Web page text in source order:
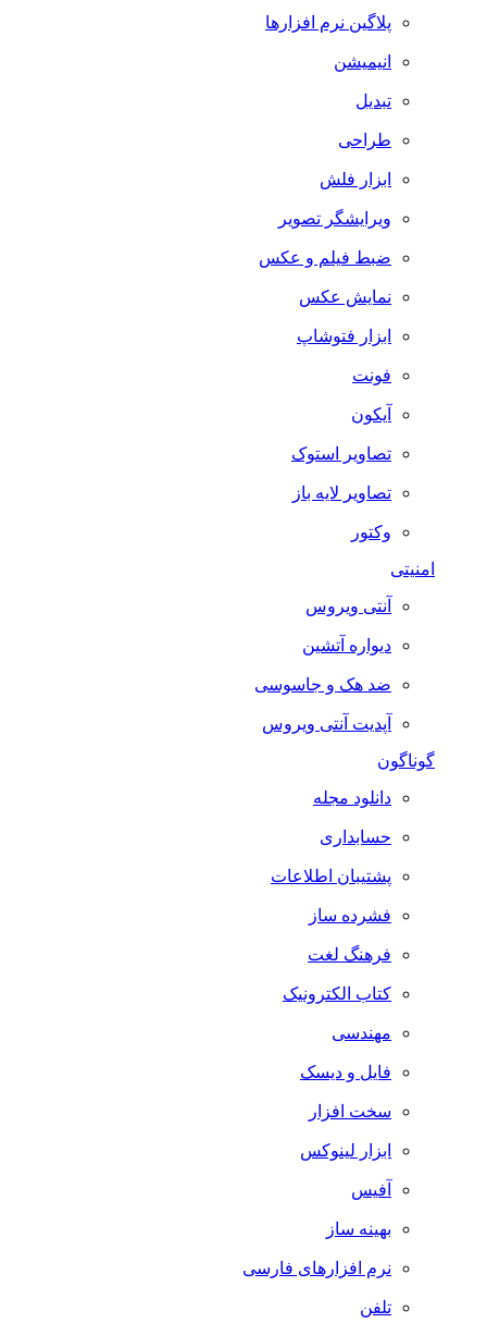
پلاگین نرم افزارها
انیمیشن
تبدیل
طراحی
ابزار فلش
ویرایشگر تصویر
ضبط فيلم و عكس
نمایش عکس
ابزار فتوشاپ
فونت
آیکون
تصاویر استوک
تصاویر لایه باز
وکتور
امنیتی
آنتی ویروس
دیواره آتشین
ضد هک و جاسوسی
آپدیت آنتی ویروس
گوناگون
دانلود مجله
حسابداری
پشتیبان اطلاعات
فشرده ساز
فرهنگ لغت
کتاب الکترونیک
مهندسی
فایل و دیسک
سخت افزار
ابزار لینوکس
آفیس
بهینه ساز
نرم افزارهای فارسی
تلفن